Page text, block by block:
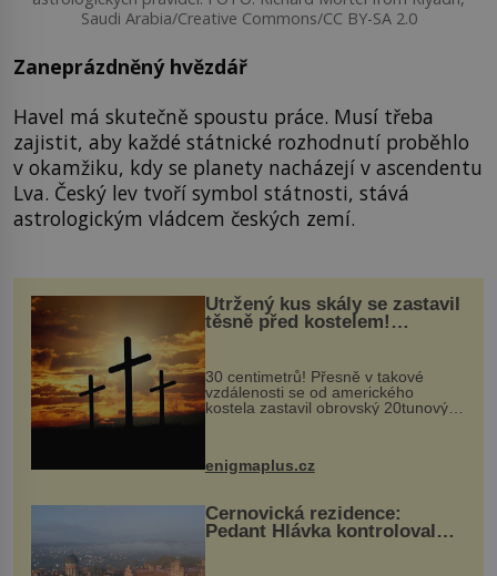
Saudi Arabia/Creative Commons/CC BY-SA 2.0
Zaneprázdněný hvězdář
Havel má skutečně spoustu práce. Musí třeba
zajistit, aby každé státnické rozhodnutí proběhlo
v okamžiku, kdy se planety nacházejí v ascendentu
Lva. Český lev tvoří symbol státnosti, stává
astrologickým vládcem českých zemí.
Utržený kus skály se zastavil
těsně před kostelem!
Ochránila ho boží síla?
30 centimetrů! Přesně v takové
vzdálenosti se od amerického
kostela zastavil obrovský 20tunový
...
enigmaplus.cz
Černovická rezidence:
Pedant Hlávka kontroloval